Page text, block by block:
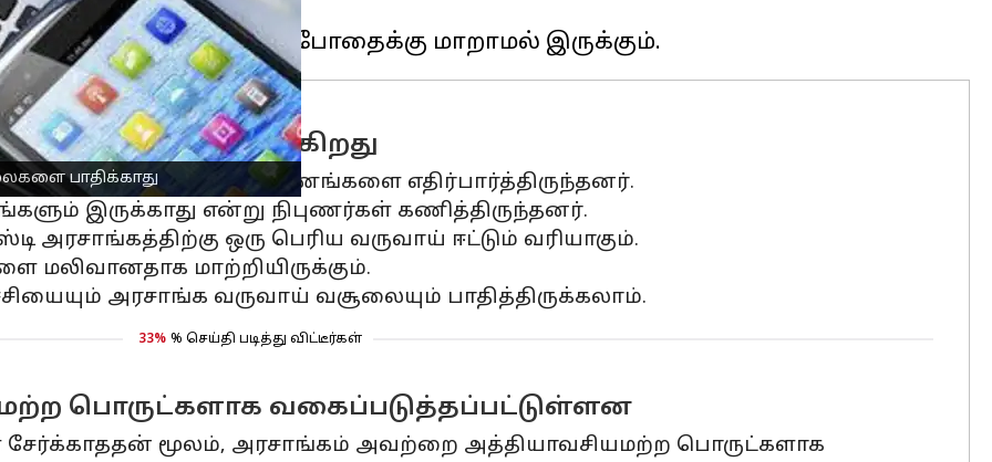
பாதிக்காது
எதிர்பார்க்கப்படுகிறது
சில வரி நிவாரணங்களை எதிர்பார்த்திருந்தனர்.
இருக்காது என்று நிபுணர்கள் கணித்திருந்தனர்.
ஒரு பெரிய வருவாய் ஈட்டும் வரியாகும்.
மலிவானதாக மாற்றியிருக்கும்.
அரசாங்க வருவாய் வசூலையும் பாதித்திருக்கலாம்.
33% % செய்தி படித்து விட்டீர்கள்
பொருட்களாக வகைப்படுத்தப்பட்டுள்ளன
மூலம், அரசாங்கம் அவற்றை அத்தியாவசியமற்ற பொருட்களாக